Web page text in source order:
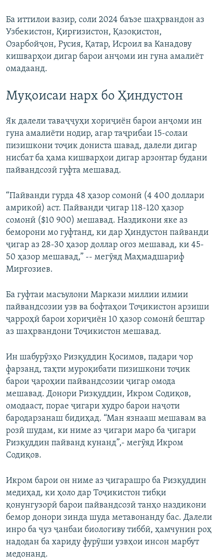
Ба иттилои вазир, соли 2024 баъзе шаҳрвандон аз
Узбекистон, Қирғизистон, Қазоқистон,
Озарбойҷон, Русия, Қатар, Исроил ва Канадову
кишварҳои дигар барои анҷоми ин гуна амалиёт
омадаанд.
Муқоисаи нарх бо Ҳиндустон
Як далели таваҷҷуҳи хориҷиён барои анҷоми ин
гуна амалиёти нодир, агар таҷрибаи 15-солаи
пизишкони тоҷик дониста шавад, далели дигар
нисбат ба ҳама кишварҳои дигар арзонтар будани
пайвандсозӣ гуфта мешавад.
“Пайванди гурда 48 ҳазор сомонӣ (4 400 доллари
амрикоӣ) аст. Пайванди ҷигар 118-120 ҳазор
сомонӣ ($10 900) мешавад. Наздикони яке аз
беморони мо гуфтанд, ки дар Ҳиндустон пайванди
ҷигар аз 28-30 ҳазор доллар оғоз мешавад, ки 45-
50 ҳазор мешавад,” -- мегӯяд Маҳмадшариф
Мирғозиев.
Ба гуфтаи масъулони Маркази миллии илмии
пайвандсозии узв ва бофтаҳои Тоҷикистон арзиши
ҷарроҳӣ барои хориҷиён 10 ҳазор сомонӣ бештар
аз шаҳрвандони Тоҷикистон мешавад.
Ин шабурӯзҳо Ризқуддин Қосимов, падари чор
фарзанд, таҳти муроқибати пизишкони тоҷик
барои ҷароҳии пайвандсозии ҷигар омода
мешавад. Донори Ризқуддин, Икром Содиқов,
омодааст, порае ҷигари худро барои наҷоти
бародарзанаш бидиҳад. “Ман язнааш мешавам ва
розӣ шудам, ки ниме аз ҷигари маро ба ҷигари
Ризқуддин пайванд кунанд”,- мегӯяд Икром
Содиқов.
Икром барои он ниме аз ҷигарашро ба Ризқуддин
медиҳад, ки ҳоло дар Тоҷикистон тибқи
қонунгузорӣ барои пайвандсозӣ танҳо наздикони
бемор донори зинда шуда метавонанду бас. Далели
инро ба ҷуз ҷанбаи биологиву тиббӣ, ҳамчунин роҳ
надодан ба хариду фурӯши узвҳои инсон марбут
медонанд.